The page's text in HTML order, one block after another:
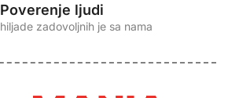
Poverenje ljudi
hiljade zadovoljnih je sa nama